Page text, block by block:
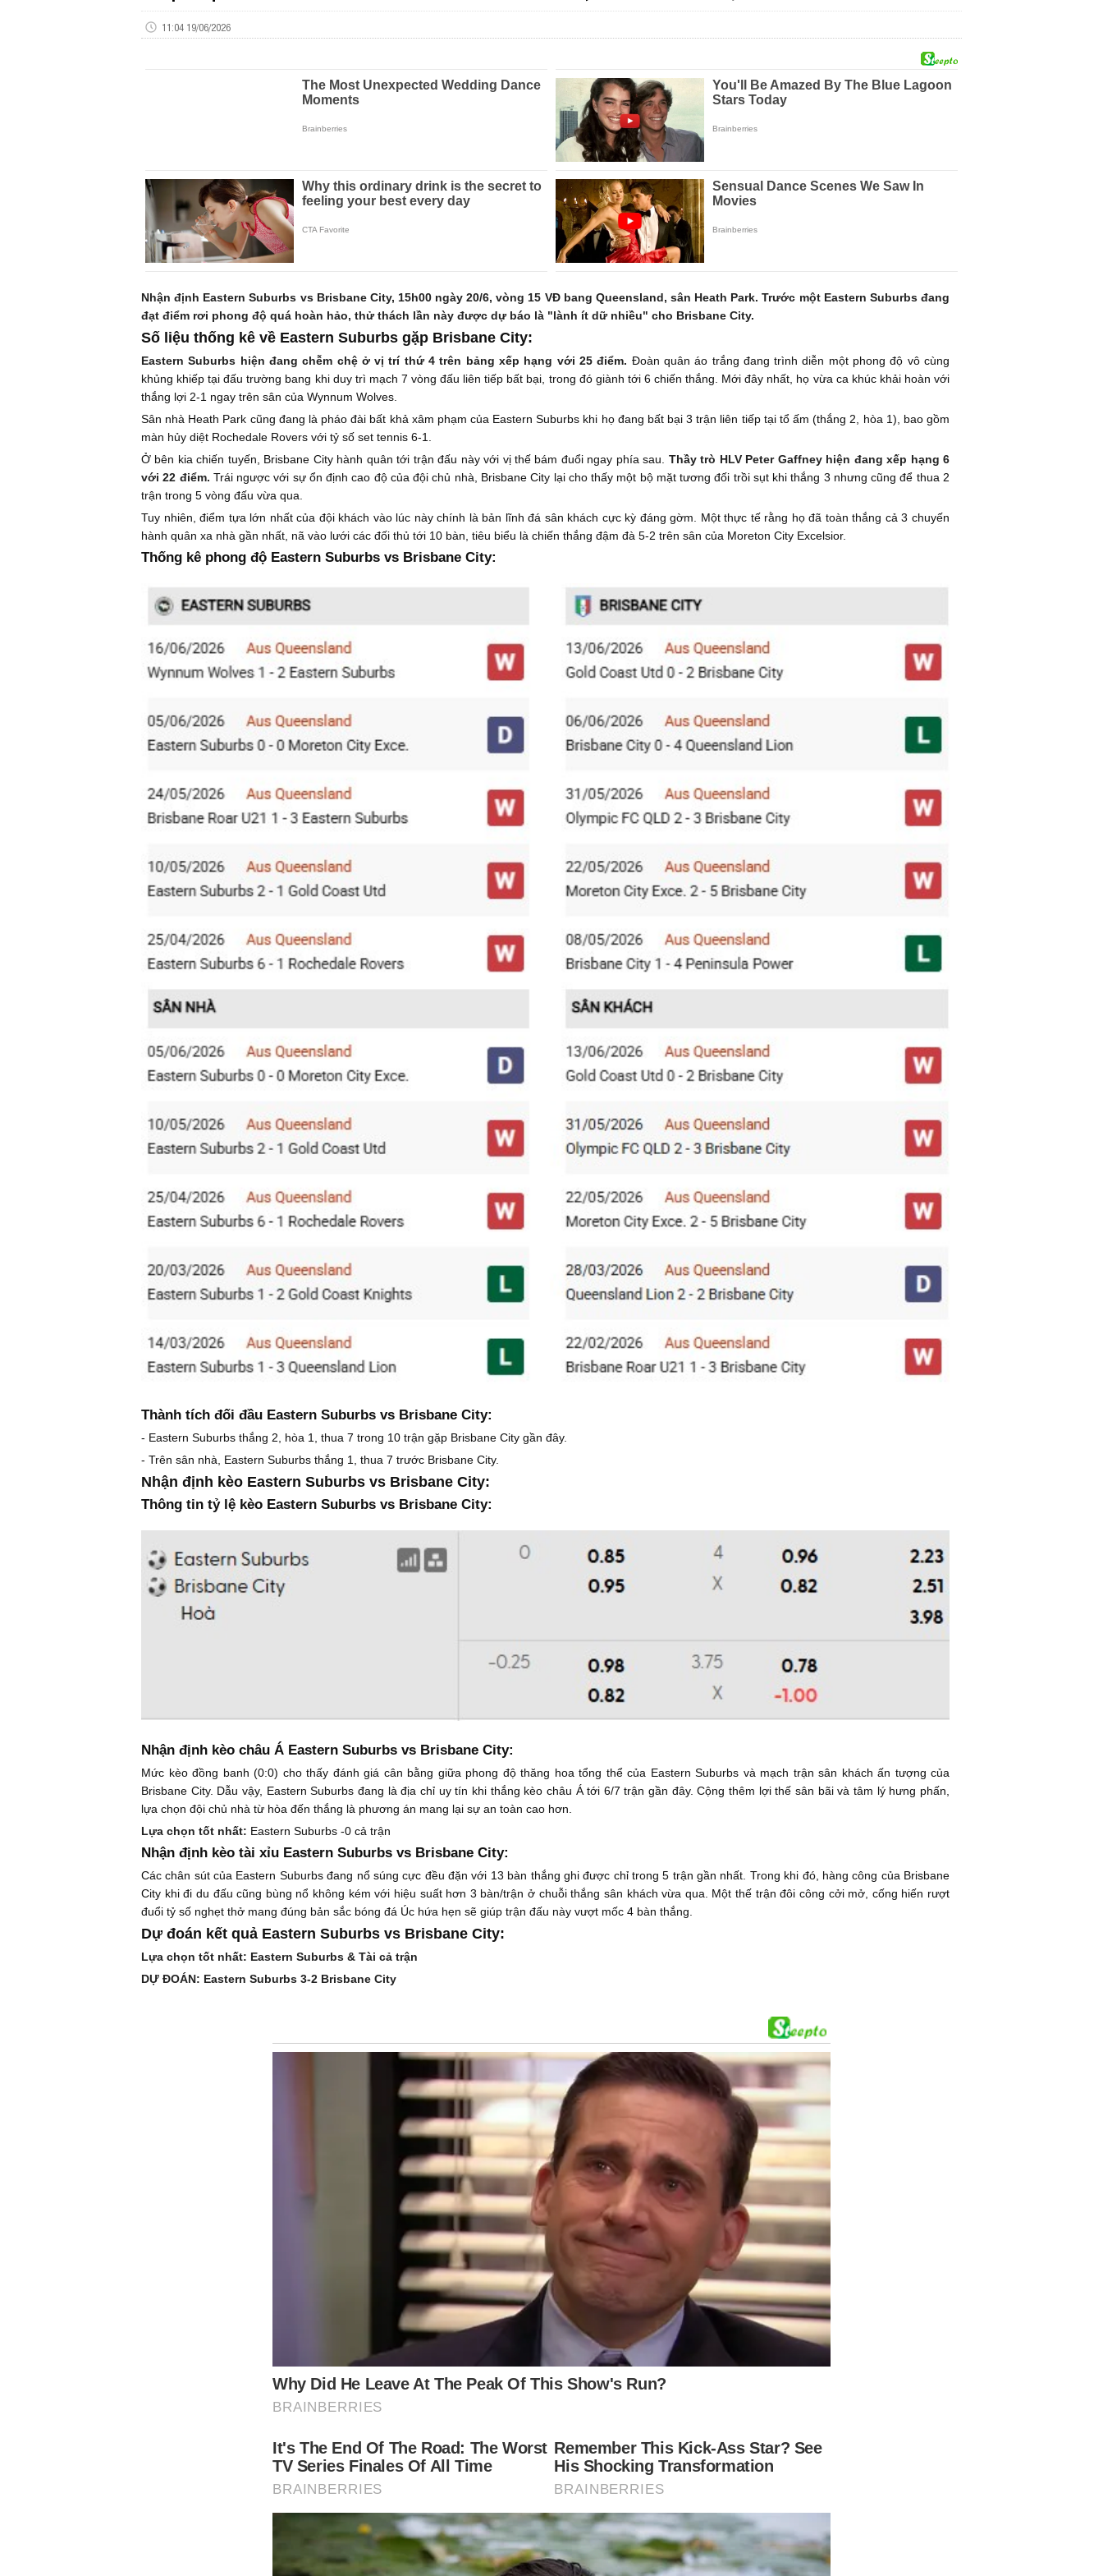
11:04 19/06/2026
Nhận định Eastern Suburbs vs Brisbane City, 15h00 ngày 20/6, vòng 15 VĐ bang Queensland, sân Heath Park. Trước một Eastern Suburbs đang
đạt điểm rơi phong độ quá hoàn hảo, thử thách lần này được dự báo là "lành ít dữ nhiều" cho Brisbane City.
Số liệu thống kê về Eastern Suburbs gặp Brisbane City:
Eastern Suburbs hiện đang chễm chệ ở vị trí thứ 4 trên bảng xếp hạng với 25 điểm. Đoàn quân áo trắng đang trình diễn một phong độ vô cùng
khủng khiếp tại đấu trường bang khi duy trì mạch 7 vòng đấu liên tiếp bất bại, trong đó giành tới 6 chiến thắng. Mới đây nhất, họ vừa ca khúc khải hoàn với
thắng lợi 2-1 ngay trên sân của Wynnum Wolves.
Sân nhà Heath Park cũng đang là pháo đài bất khả xâm phạm của Eastern Suburbs khi họ đang bất bại 3 trận liên tiếp tại tổ ấm (thắng 2, hòa 1), bao gồm
màn hủy diệt Rochedale Rovers với tỷ số set tennis 6-1.
Ở bên kia chiến tuyến, Brisbane City hành quân tới trận đấu này với vị thế bám đuổi ngay phía sau. Thầy trò HLV Peter Gaffney hiện đang xếp hạng 6
với 22 điểm. Trái ngược với sự ổn định cao độ của đội chủ nhà, Brisbane City lại cho thấy một bộ mặt tương đối trồi sụt khi thắng 3 nhưng cũng để thua 2
trận trong 5 vòng đấu vừa qua.
Tuy nhiên, điểm tựa lớn nhất của đội khách vào lúc này chính là bản lĩnh đá sân khách cực kỳ đáng gờm. Một thực tế rằng họ đã toàn thắng cả 3 chuyến
hành quân xa nhà gần nhất, nã vào lưới các đối thủ tới 10 bàn, tiêu biểu là chiến thắng đậm đà 5-2 trên sân của Moreton City Excelsior.
Thống kê phong độ Eastern Suburbs vs Brisbane City:
Thành tích đối đầu Eastern Suburbs vs Brisbane City:
- Eastern Suburbs thắng 2, hòa 1, thua 7 trong 10 trận gặp Brisbane City gần đây.
- Trên sân nhà, Eastern Suburbs thắng 1, thua 7 trước Brisbane City.
Nhận định kèo Eastern Suburbs vs Brisbane City:
Thông tin tỷ lệ kèo Eastern Suburbs vs Brisbane City:
Nhận định kèo châu Á Eastern Suburbs vs Brisbane City:
Mức kèo đồng banh (0:0) cho thấy đánh giá cân bằng giữa phong độ thăng hoa tổng thể của Eastern Suburbs và mạch trận sân khách ấn tượng của
Brisbane City. Dẫu vậy, Eastern Suburbs đang là địa chỉ uy tín khi thắng kèo châu Á tới 6/7 trận gần đây. Cộng thêm lợi thế sân bãi và tâm lý hưng phấn,
lựa chọn đội chủ nhà từ hòa đến thắng là phương án mang lại sự an toàn cao hơn.
Lựa chọn tốt nhất: Eastern Suburbs -0 cả trận
Nhận định kèo tài xỉu Eastern Suburbs vs Brisbane City:
Các chân sút của Eastern Suburbs đang nổ súng cực đều đặn với 13 bàn thắng ghi được chỉ trong 5 trận gần nhất. Trong khi đó, hàng công của Brisbane
City khi đi du đấu cũng bùng nổ không kém với hiệu suất hơn 3 bàn/trận ở chuỗi thắng sân khách vừa qua. Một thế trận đôi công cởi mở, cống hiến rượt
đuổi tỷ số nghẹt thở mang đúng bản sắc bóng đá Úc hứa hẹn sẽ giúp trận đấu này vượt mốc 4 bàn thắng.
Dự đoán kết quả Eastern Suburbs vs Brisbane City:
Lựa chọn tốt nhất: Eastern Suburbs & Tài cả trận
DỰ ĐOÁN: Eastern Suburbs 3-2 Brisbane City